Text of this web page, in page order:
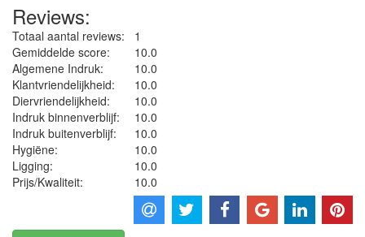
Reviews:
Totaal aantal reviews:
1
Gemiddelde score:
10.0
Algemene Indruk:
10.0
Klantvriendelijkheid:
10.0
Diervriendelijkheid:
10.0
Indruk binnenverblijf:
10.0
Indruk buitenverblijf:
10.0
Hygiëne‎:
10.0
Ligging:
10.0
Prijs/Kwaliteit:
10.0